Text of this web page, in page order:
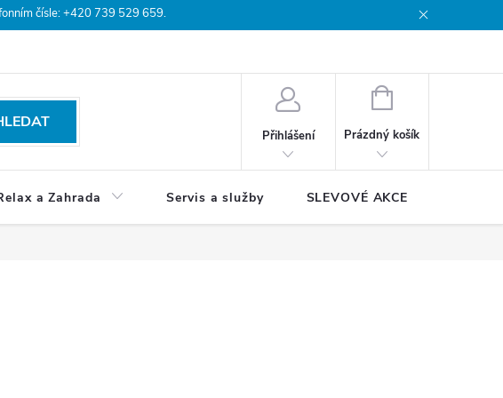
čísle: +420 739 529 659.
Přihlášení
NÁKUPNÍ
Prázdný košík
a Zahrada Servis a služby SLEVOVÉ AKCE